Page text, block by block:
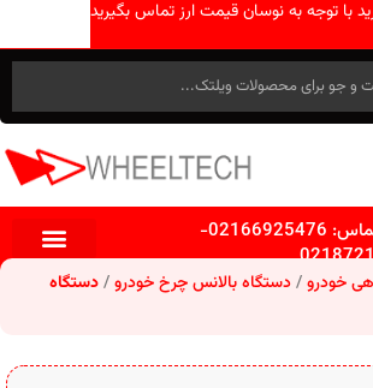
02166925476
-
خودرو دستگاه بالانس چرخ خودرو دستگاه
با توجه به نوسان قیمت ارز تماس بگیرید